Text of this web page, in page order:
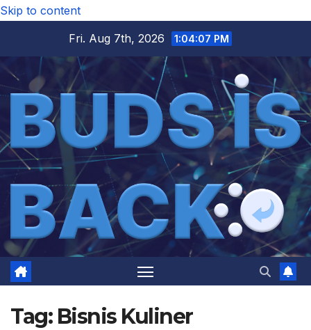
Skip to content
Fri. Aug 7th, 2026
1:04:07 PM
Tag: Bisnis Kuliner